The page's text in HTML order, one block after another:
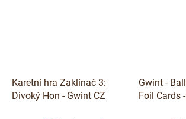
Karetní hra Zaklínač 3:
Divoký Hon - Gwint CZ
Gwint -
Foil Cards